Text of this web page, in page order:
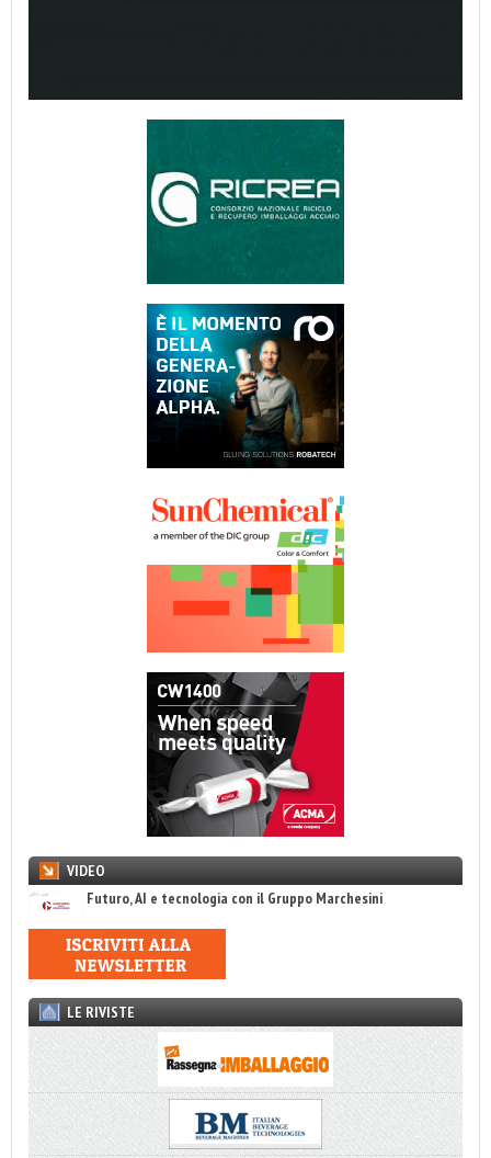
VIDEO
Futuro, AI e tecnologia con il Gruppo Marchesini
LE RIVISTE